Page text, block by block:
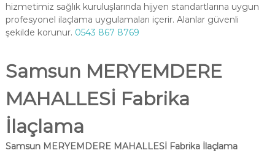
hizmetimiz sağlık kuruluşlarında hijyen standartlarına uygun
profesyonel ilaçlama uygulamaları içerir. Alanlar güvenli
şekilde korunur. 0543 867 8769
Samsun MERYEMDERE
MAHALLESİ Fabrika
İlaçlama
Samsun MERYEMDERE MAHALLESİ Fabrika İlaçlama